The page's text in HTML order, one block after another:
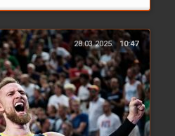
28.03.2025. 10:47